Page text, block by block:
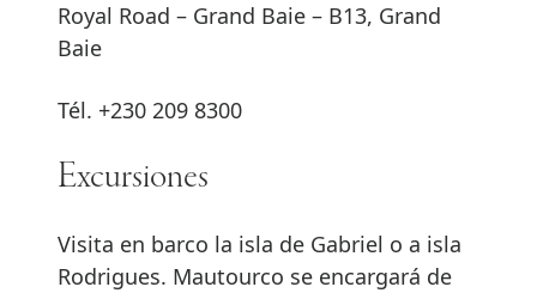
Royal Road – Grand Baie – B13, Grand
Baie
Tél. +230 209 8300
Excursiones
Visita en barco la isla de Gabriel o a isla
Rodrigues. Mautourco se encargará de